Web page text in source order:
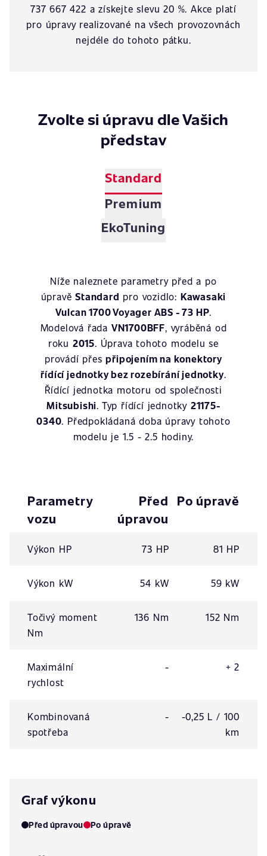
737 667 422 a získejte slevu 20 %. Akce platí
pro úpravy realizované na všech provozovnách
nejdéle do tohoto pátku.
Zvolte si úpravu dle Vašich
představ
Standard
Premium
EkoTuning
Níže naleznete parametry před a po
úpravěStandard pro vozidlo: Kawasaki
Vulcan 1700 Voyager ABS - 73 HP.
Modelová řada VN1700BFF, vyráběná od
roku 2015. Úprava tohoto modelu se
provádí přespřipojením na konektory
řídící jednotky bez rozebírání jednotky.
Řídící jednotka motoru od společnosti
Mitsubishi. Typ řídící jednotky 21175-
0340. Předpokládaná doba úpravy tohoto
modelu je 1.5 - 2.5 hodiny.
Parametry
vozu
Před
úpravou
Po úpravě
Výkon HP 73 HP 81 HP
Výkon kW 54 kW 59 kW
Točivý moment
Nm
136 Nm 152 Nm
Maximální
rychlost
- + 2
Kombinovaná
spotřeba
-
-0,25 L / 100
km
Graf výkonu
Před úpravou Po úpravě